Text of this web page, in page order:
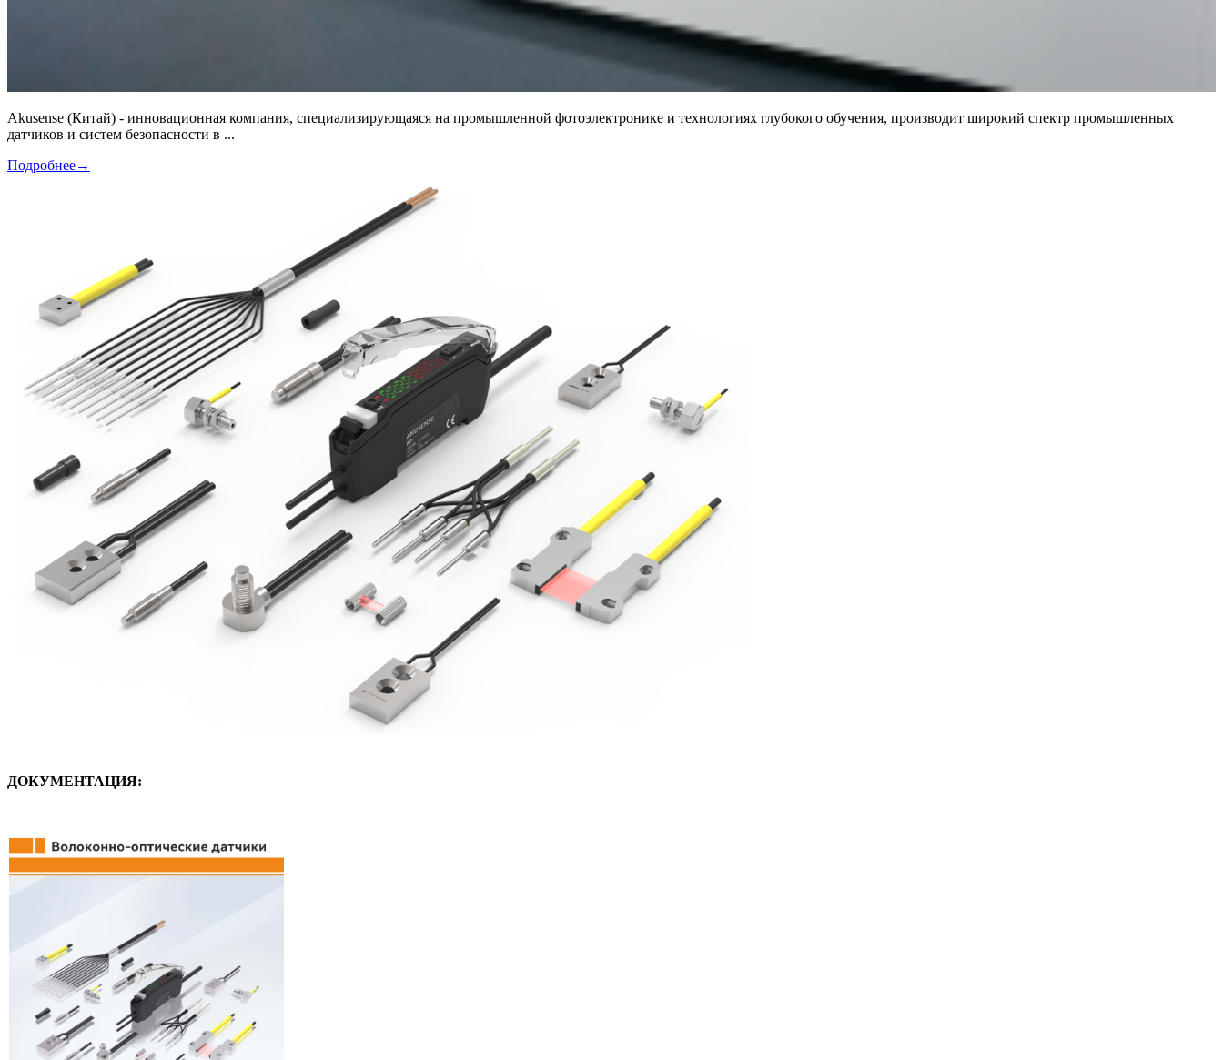
Akusense (Китай) - инновационная компания, специализирующаяся на промышленной фотоэлектронике и технологиях глубокого обучения, производит широкий спектр промышленных
датчиков и систем безопасности в ...
Подробнее→
ДОКУМЕНТАЦИЯ: